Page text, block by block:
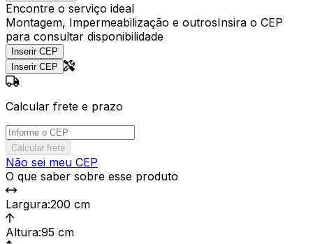
Encontre o serviço ideal
Montagem, Impermeabilização e outrosInsira o CEP
para consultar disponibilidade
Inserir CEP
Inserir CEP
Calcular frete e prazo
Calcular frete
Não sei meu CEP
O que saber sobre esse produto
Largura:200 cm
Altura:95 cm